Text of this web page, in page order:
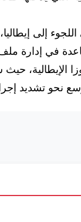
إلى
في
نحو تشديد